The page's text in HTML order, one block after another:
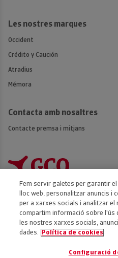
Les nostres marques
Occident
Crédito y Caución
Atradius
Mémora
Contacta amb nosaltres
Contacte premsa i mitjans
Accessibilitat
Avís legal
Fem servir galetes per garantir
lloc web, personalitzar anuncis i
per a xarxes socials i analitzar el
compartim informació sobre l'ús
les nostres xarxes socials,
dades.
Política de cookies
Configuració